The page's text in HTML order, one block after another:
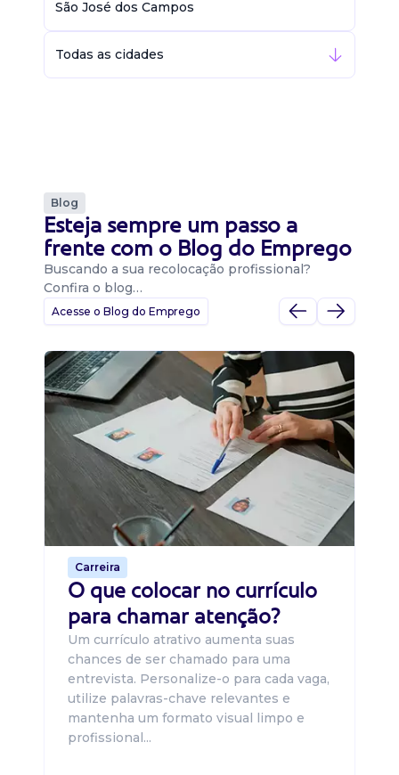
São José dos Campos
Todas as cidades
Blog
Esteja sempre um passo a
frente com o Blog do Emprego
Buscando a sua recolocação profissional?
Confira o blog…
Acesse o Blog do Emprego
Carreira
O que colocar no currículo
para chamar atenção?
Um currículo atrativo aumenta suas
chances de ser chamado para uma
entrevista. Personalize-o para cada vaga,
utilize palavras-chave relevantes e
mantenha um formato visual limpo e
profissional...